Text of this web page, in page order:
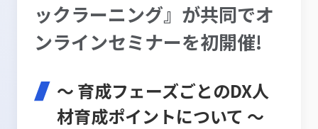
ックラーニング』が共同でオ
ンラインセミナーを初開催!
～ 育成フェーズごとのDX人
材育成ポイントについて ～